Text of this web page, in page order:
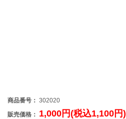
商品番号： 302020
販売価格： 1,000円(税込1,100円)